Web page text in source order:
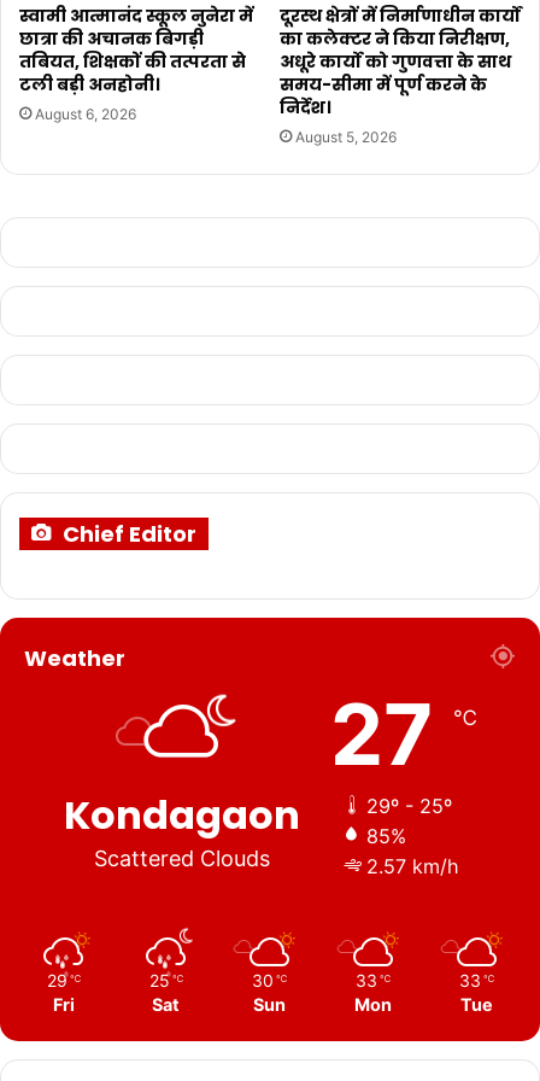
स्वामी आत्मानंद स्कूल नुनेरा में
छात्रा की अचानक बिगड़ी
तबियत, शिक्षकों की तत्परता से
टली बड़ी अनहोनी।
August 6, 2026
दूरस्थ क्षेत्रों में निर्माणाधीन कार्यों
का कलेक्टर ने किया निरीक्षण,
अधूरे कार्यो को गुणवत्ता के साथ
समय-सीमा में पूर्ण करने के
निर्देश।
August 5, 2026
Chief Editor
Weather
Kondagaon
Scattered Clouds
27 ℃
29º - 25º
85%
2.57 km/h
29 ℃
Fri
25 ℃
Sat
30 ℃
Sun
33 ℃
Mon
33 ℃
Tue